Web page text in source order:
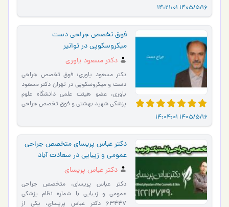
1405/5/16 14:21:01
1405/5/16 14:04:01
فوق تخصص جراحی دست
میکروسکوپی در توانیر
دکتر مسعود یاوری
دکتر مسعود یاوری: فوق تخصص جراحی
دست و میکروسکوپی در تهران دکتر مسعود
یاوری، عضو هیئت علمی دانشگاه علوم
پزشکی شهید بهشتی و فوق تخصص جراحی
دکتر عباس پریسای متخصص جراحی
عمومی و زیبایی در سعادت آباد
دکتر عباس پریسای
دکتر عباس پریسای، متخصص جراحی
عمومی و زیبایی با شماره نظام پزشکی
63447 دکتر عباس پریسای، یکی از